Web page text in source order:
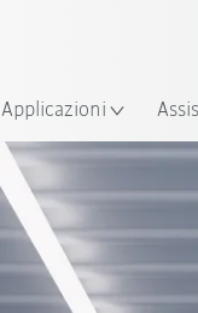
Applicazioni